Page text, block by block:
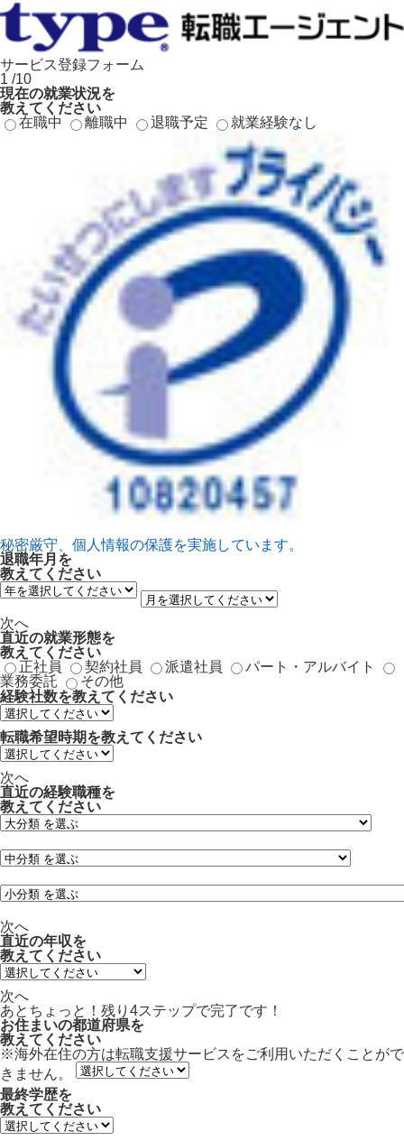
サービス登録フォーム
1 /10
現在の就業状況を
教えてください
在職中
離職中 退職予定 就業経験なし
秘密厳守、個人情報の保護を実施しています。
退職年月 を
教えてください
次へ
直近の就業形態を
教えてください
正社員
契約社員 派遣社員
パート・アルバイト
業務委託
その他
経験社数を教えてください
転職希望時期を教えてください
次へ
直近の経験職種を
教えてください
次へ
直近の年収を
教えてください
次へ
あとちょっと！残り 4ステップで完了です！
お住まいの都道府県を
教えてください
※海外在住の方は転職支援サービスをご利用いただくことがで
きません。
最終学歴を
教えてください